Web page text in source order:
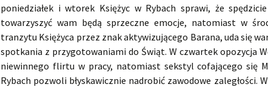
poniedziałek i wtorek Księżyc w Rybach sprawi, że
towarzyszyć wam będą sprzeczne emocje, natomiast w
tranzytu Księżyca przez znak aktywizującego Barana, uda się
spotkania z przygotowaniami do Świąt. W czwartek opozycja
niewinnego flirtu w pracy, natomiast sekstyl cofającego się
Rybach pozwoli błyskawicznie nadrobić zawodowe zaległości.